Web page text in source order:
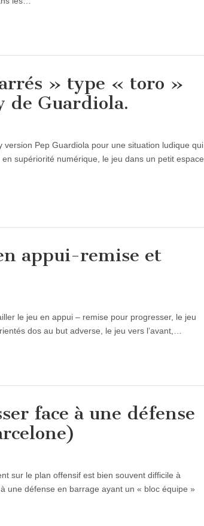
» type « toro »
de Guardiola.
version Pep Guardiola pour une situation ludique qui
supériorité numérique, le jeu dans un petit espace
appui-remise et
le jeu en appui – remise pour progresser, le jeu
dos au but adverse, le jeu vers l’avant,…
face à une défense
sur le plan offensif est bien souvent difficile à
une défense en barrage ayant un « bloc équipe »